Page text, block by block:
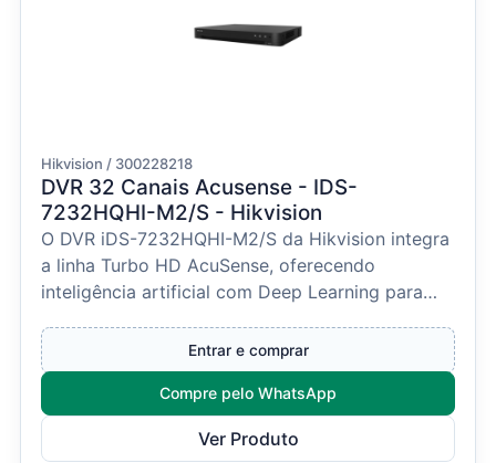
Hikvision / 300228218
DVR 32 Canais Acusense - IDS-
7232HQHI-M2/S - Hikvision
O DVR iDS-7232HQHI-M2/S da Hikvision integra
a linha Turbo HD AcuSense, oferecendo
inteligência artificial com Deep Learning para
Entrar e comprar
Compre pelo WhatsApp
Ver Produto